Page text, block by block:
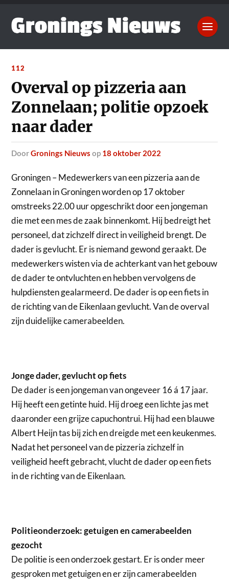
112
Overval op pizzeria aan
Zonnelaan; politie opzoek
naar dader
doorGronings Nieuws op 18 oktober 2022
Groningen – Medewerkers van een pizzeria aan de
Zonnelaan in Groningen worden op 17 oktober
omstreeks 22.00 uur opgeschrikt door een jongeman
die met een mes de zaak binnenkomt. Hij bedreigt het
personeel, dat zichzelf direct in veiligheid brengt. De
dader is gevlucht. Er is niemand gewond geraakt. De
medewerkers wisten via de achterkant van het gebouw
de dader te ontvluchten en hebben vervolgens de
hulpdiensten gealarmeerd. De dader is op een fiets in
de richting van de Eikenlaan gevlucht. Van de overval
zijn duidelijke camerabeelden.
Jonge dader, gevlucht op fiets
De dader is een jongeman van ongeveer 16 á 17 jaar.
Hij heeft een getinte huid. Hij droeg een lichte jas met
daaronder een grijze capuchontrui. Hij had een blauwe
Albert Heijn tas bij zich en dreigde met een keukenmes.
Nadat het personeel van de pizzeria zichzelf in
veiligheid heeft gebracht, vlucht de dader op een fiets
in de richting van de Eikenlaan.
Politieonderzoek: getuigen en camerabeelden
gezocht
De politie is een onderzoek gestart. Er is onder meer
gesproken met getuigen en er zijn camerabeelden